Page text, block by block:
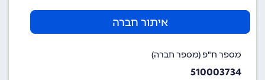
איתור חברה
מספר ח"פ (מספר חברה)
510003734